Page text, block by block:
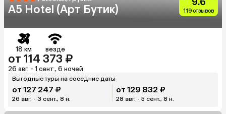
A5 Hotel (Арт Бутик) 119 отзывов
18 км везде
от 114 373 ₽
26 авг. - 1 сент., 6 ночей
Выгодные туры на соседние даты
от 127 247 ₽
26 авг. - 3 сент., 8 н.
от 129 832 ₽
28 авг. - 5 сент., 8 н.